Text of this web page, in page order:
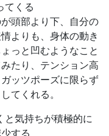
くる
頭部より下、自分の
よりも、身体の動き
っと凹むようなこと
たり、テンション高
ッツポーズに限らず
てくれる。
気持ちが積極的に
する